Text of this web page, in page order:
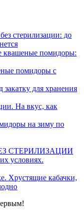
стерилизации: до
квашеные помидоры:
помидоры с
для хранения
На вкус, как
на зиму по
СТЕРИЛИЗАЦИИ
условиях.
Хрустящие кабачки,